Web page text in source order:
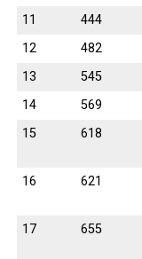
11
444
12
482
13
545
14
569
15
618
16
621
17
655